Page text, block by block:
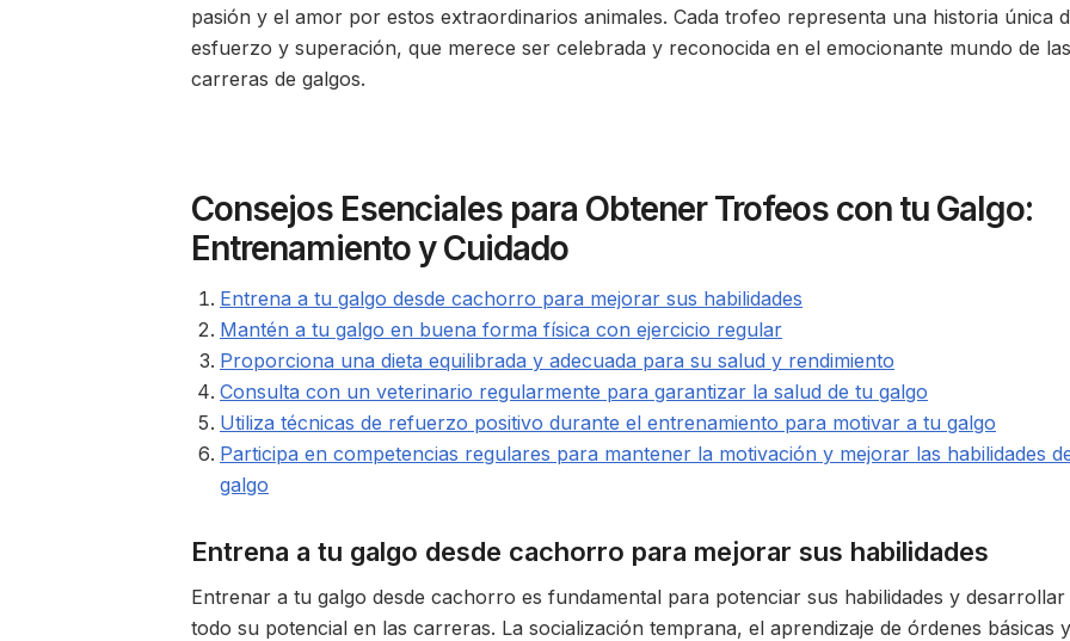
pasión y el amor por estos extraordinarios animales. Cada trofeo representa una historia única
esfuerzo y superación, que merece ser celebrada y reconocida en el emocionante mundo de las
carreras de galgos.
Consejos Esenciales para Obtener Trofeos con tu Galgo:
Entrenamiento y Cuidado
Entrena a tu galgo desde cachorro para mejorar sus habilidades
Mantén a tu galgo en buena forma física con ejercicio regular
Proporciona una dieta equilibrada y adecuada para su salud y rendimiento
Consulta con un veterinario regularmente para garantizar la salud de tu galgo
Utiliza técnicas de refuerzo positivo durante el entrenamiento para motivar a tu galgo
Participa en competencias regulares para mantener la motivación y mejorar las habilidades
galgo
Entrena a tu galgo desde cachorro para mejorar sus habilidades
Entrenar a tu galgo desde cachorro es fundamental para potenciar sus habilidades y desarrollar
todo su potencial en las carreras. La socialización temprana, el aprendizaje de órdenes básicas